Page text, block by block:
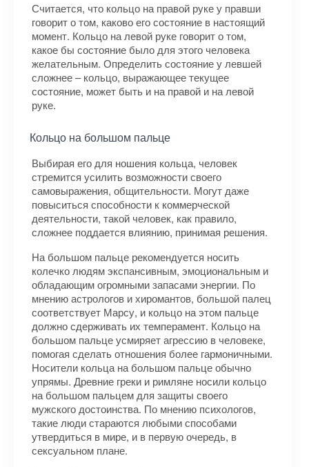
Считается, что кольцо на правой руке у правши
говорит о том, каково его состояние в настоящий
момент. Кольцо на левой руке говорит о том,
какое бы состояние было для этого человека
желательным. Определить состояние у левшей
сложнее – кольцо, выражающее текущее
состояние, может быть и на правой и на левой
руке.
Кольцо на большом пальце
Выбирая его для ношения кольца, человек
стремится усилить возможности своего
самовыражения, общительности. Могут даже
повыситься способности к коммерческой
деятельности, такой человек, как правило,
сложнее поддается влиянию, принимая решения.
На большом пальце рекомендуется носить
колечко людям экспансивным, эмоциональным и
обладающим огромными запасами энергии. По
мнению астрологов и хиромантов, большой палец
соответствует Марсу, и кольцо на этом пальце
должно сдерживать их темперамент. Кольцо на
большом пальце усмиряет агрессию в человеке,
помогая сделать отношения более гармоничными.
Носители кольца на большом пальце обычно
упрямы. Древние греки и римляне носили кольцо
на большом пальцем для защиты своего
мужского достоинства. По мнению психологов,
такие люди стараются любыми способами
утвердиться в мире, и в первую очередь, в
сексуальном плане.